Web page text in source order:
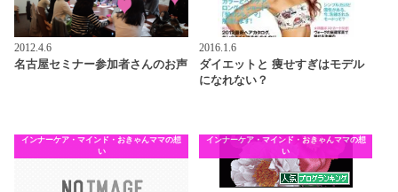
2012.4.6
名古屋セミナー参加者さんのお声
2016.1.6
ダイエットと 痩せすぎはモデル
になれない？
インナーケア・マインド・おきゃんママの想
い
インナーケア・マインド・おきゃんママの想
い